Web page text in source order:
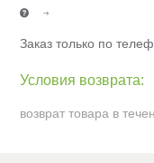
Заказ только по
возврат товара в